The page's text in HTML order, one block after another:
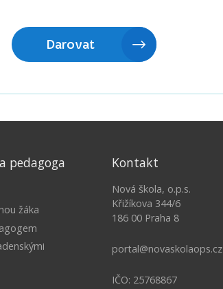
pedagoga
žáka
Kontakt
Nová škola, o.p.s.
Křižíkova 344/6
186 00 Praha 8
portal@novaskolaops.cz
IČO: 25768867